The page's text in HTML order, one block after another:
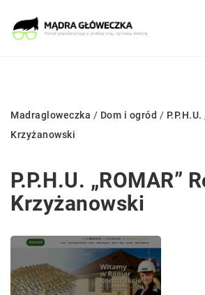
Madragloweczka / Dom i ogród /
Krzyżanowski
P.P.H.U. „ROMAR”
Krzyżanowski